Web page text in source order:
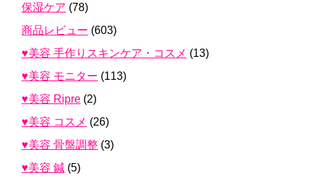
保湿ケア (78)
商品レビュー (603)
♥美容 手作りスキンケア・コスメ (13)
♥美容 モニター (113)
♥美容 Ripre (2)
♥美容 コスメ (26)
♥美容 骨盤調整 (3)
♥美容 鍼 (5)